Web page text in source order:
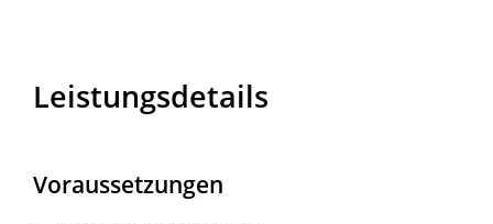
Leistungsdetails
Voraussetzungen